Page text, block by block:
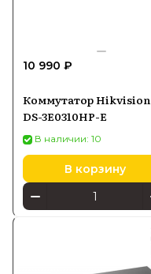
10 990 ₽
Коммутатор Hikvision
DS-3E0310HP-E
В наличии: 10
В корзину